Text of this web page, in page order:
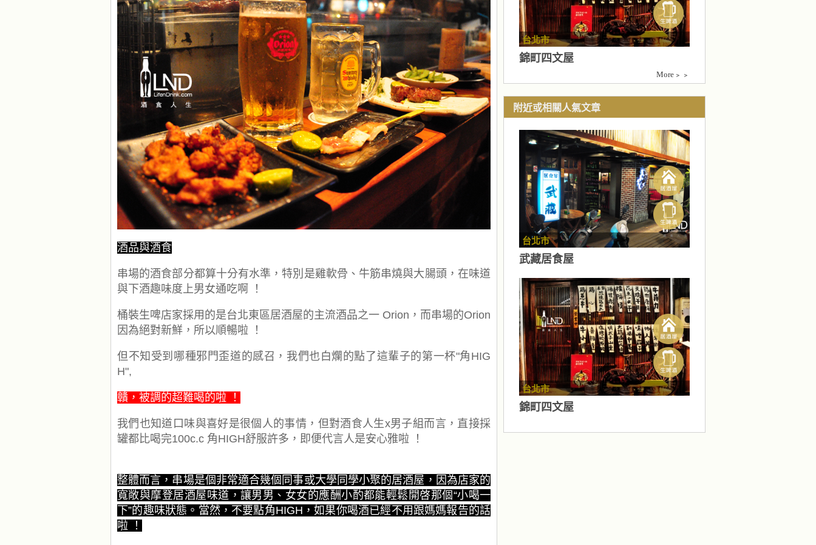
台北市
錦町四文屋
More﹥﹥
附近或相關人氣文章
台北市
武藏居食屋
台北市
錦町四文屋
酒品與酒食
串場的酒食部分都算十分有水準，特別是雞軟骨、牛筋串燒與大腸頭，在味道
與下酒趣味度上男女通吃啊 ！
桶裝生啤店家採用的是台北東區居酒屋的主流酒品之一 Orion，而串場的Orion
因為絕對新鮮，所以順暢啦 ！
但不知受到哪種邪門歪道的感召，我們也白爛的點了這輩子的第一杯"角HIG
H",
贛，被調的超難喝的啦 ！
我們也知道口味與喜好是很個人的事情，但對酒食人生x男子組而言，直接採
罐都比喝完100c.c 角HIGH舒服許多，即便代言人是安心雅啦 ！
整體而言，串場是個非常適合幾個同事或大學同學小聚的居酒屋，因為店家的
寬敞與摩登居酒屋味道，讓男男、女女的應酬小酌都能輕鬆開啓那個“小喝一
下”的趣味狀態。 當然，不要點角HIGH，如果你喝酒已經不用跟媽媽報告的話
啦 ！